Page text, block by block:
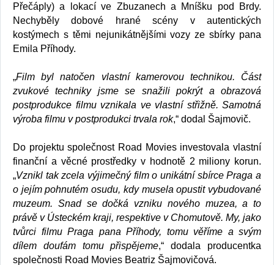
Přečáply) a lokací ve Zbuzanech a Mníšku pod Brdy.
Nechyběly dobové hrané scény v autentických
kostýmech s těmi nejunikátnějšími vozy ze sbírky pana
Emila Příhody.
„Film byl natočen vlastní kamerovou technikou. Část
zvukové techniky jsme se snažili pokrýt a obrazová
postprodukce filmu vznikala ve vlastní střižně. Samotná
výroba filmu v postprodukci trvala rok,“ dodal Šajmovič.
Do projektu společnost Road Movies investovala vlastní
finanční a věcné prostředky v hodnotě 2 miliony korun.
„Vznikl tak zcela výjimečný film o unikátní sbírce Praga a
o jejím pohnutém osudu, kdy musela opustit vybudované
muzeum. Snad se dočká vzniku nového muzea, a to
právě v Ústeckém kraji, respektive v Chomutově. My, jako
tvůrci filmu Praga pana Příhody, tomu věříme a svým
dílem doufám tomu přispějeme,“ dodala producentka
společnosti Road Movies Beatriz Šajmovičová.